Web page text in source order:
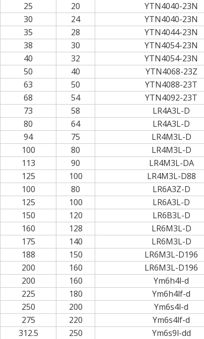
25 20 YTN4040-23N
30 24 YTN4040-23N
35 28 YTN4044-23N
38 30 YTN4054-23N
40 32 YTN4054-23N
50 40 YTN4068-23Z
63 50 YTN4088-23T
68 54 YTN4092-23T
73 58 LR4A3L-D
80 64 LR4A3L-D
94 75 LR4M3L-D
100 80 LR4M3L-D
113 90 LR4M3L-DA
125 100 LR4M3L-D88
100 80 LR6A3Z-D
125 100 LR6A3L-D
150 120 LR6B3L-D
160 128 LR6M3L-D
175 140 LR6M3L-D
188 150 LR6M3L-D196
200 160 LR6M3L-D196
200 160 Ym6h4l-d
225 180 Ym6h4lf-d
250 200 Ym6s4l-d
275 220 Ym6s4lf-d
312.5 250 Ym6s9l-dd